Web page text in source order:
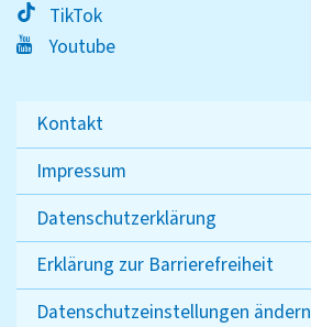
TikTok
Youtube
Kontakt
Impressum
Datenschutzerklärung
Erklärung zur Barrierefreiheit
Datenschutzeinstellungen ändern